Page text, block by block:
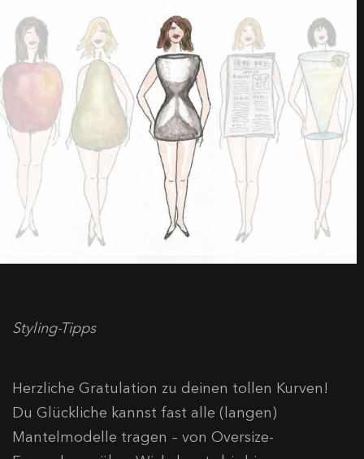
Styling-Tipps
Herzliche Gratulation zu deinen tollen Kurven!
Du Glückliche kannst fast alle (langen)
Mantelmodelle tragen – von Oversize-